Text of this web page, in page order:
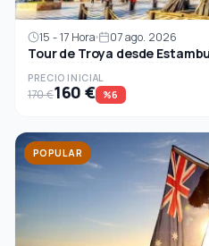
15 - 17 Hora 07 ago. 2026
Tour de Troya desde
PRECIO INICIAL
170 €160 € %6
POPULAR